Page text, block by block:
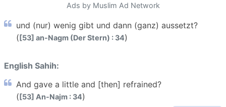
Ads by Muslim Ad Network
und (nur) wenig gibt und dann (ganz) aussetzt?
([53] an-Nagm (Der Stern) : 34)
English Sahih:
And gave a little and [then] refrained?
([53] An-Najm : 34)